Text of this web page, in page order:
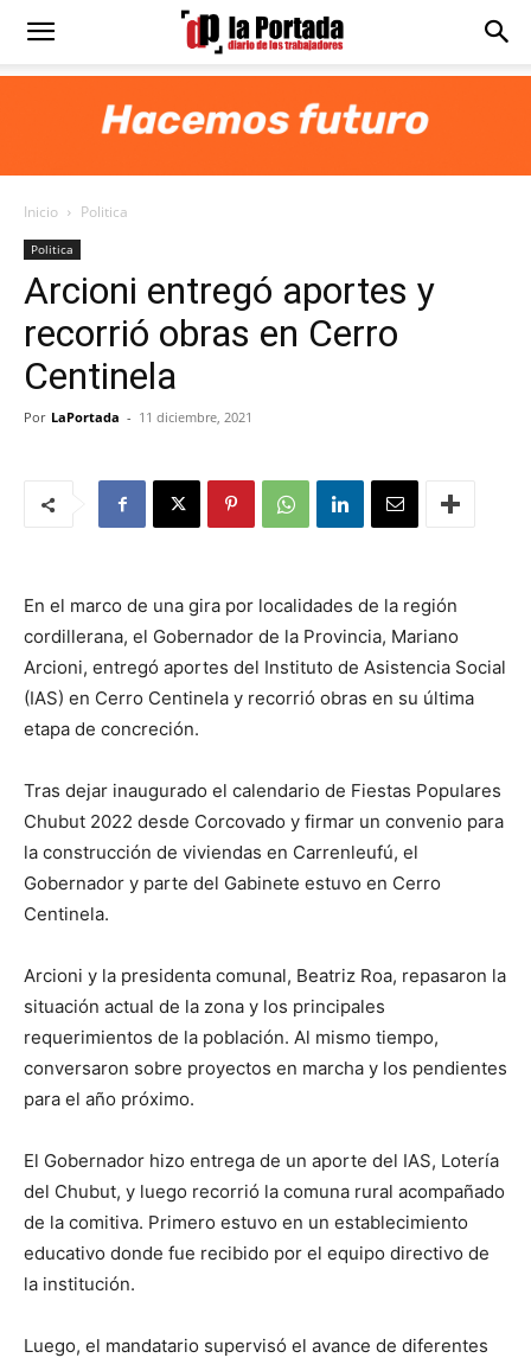
Diario
Portada
Inicio Politica
Politica
Arcioni entregó aportes y
recorrió obras en Cerro
Centinela
Por LaPortada - 11 diciembre, 2021
En el marco de una gira por localidades de la región
cordillerana, el Gobernador de la Provincia, Mariano
Arcioni, entregó aportes del Instituto de Asistencia Social
(IAS) en Cerro Centinela y recorrió obras en su última
etapa de concreción.
Tras dejar inaugurado el calendario de Fiestas Populares
Chubut 2022 desde Corcovado y firmar un convenio para
la construcción de viviendas en Carrenleufú, el
Gobernador y parte del Gabinete estuvo en Cerro
Centinela.
Arcioni y la presidenta comunal, Beatriz Roa, repasaron la
situación actual de la zona y los principales
requerimientos de la población. Al mismo tiempo,
conversaron sobre proyectos en marcha y los pendientes
para el año próximo.
El Gobernador hizo entrega de un aporte del IAS, Lotería
del Chubut, y luego recorrió la comuna rural acompañado
de la comitiva. Primero estuvo en un establecimiento
educativo donde fue recibido por el equipo directivo de
la institución.
Luego, el mandatario supervisó el avance de diferentes